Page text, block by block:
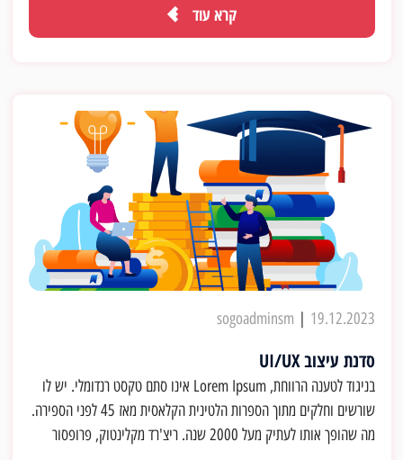
Ipsum ודרך ציטוטים של המילה מתוך הספרות הקלאסית, הוא גילה מקור
בלתי ניתן לערעור. Lorem Ipsum מגיע מתוך מקטע 1.10.32 ו-
על תאוריית האתיקה, שהיה מאוד מפורסם בתקופת הרנסנס. השורה
הראשונה של "Lorem ipsum dolor sit amet", שמופיעה בטקסטים
קרא עוד
19.12.2023
|
sogoadminsm
סדנת עיצוב UI/UX
בניגוד לטענה הרווחת, Lorem Ipsum אינו סתם טקסט רנדומלי. יש לו
שורשים וחלקים מתוך הספרות הלטינית הקלאסית מאז 45 לפני הספירה.
מה שהופך אותו לעתיק מעל 2000 שנה. ריצ'רד מקלינטוק, פרופסור